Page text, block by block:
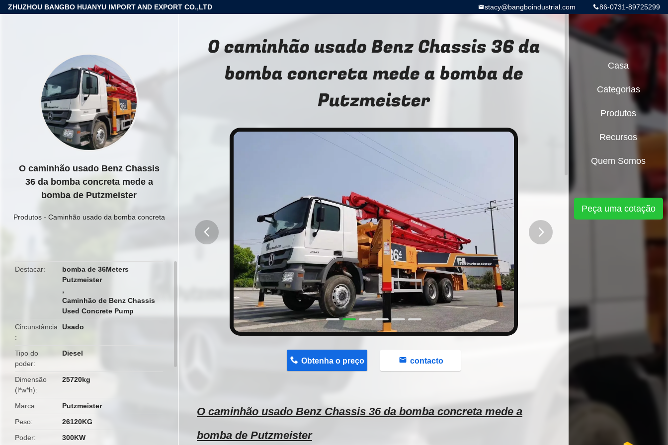
ZHUZHOU BANGBO HUANYU IMPORT AND EXPORT CO.,LTD 86-0731-89725299
stacy@bangboindustrial.com
O caminhão usado Benz Chassis
36 da bomba concreta mede a
bomba de Putzmeister
Produtos- Caminhão usado da bomba concreta
Destacar
bomba de 36Meters
Putzmeister
,
Caminhão de Benz Chassis
Used Concrete Pump
Circunstância
Usado
Tipo do
poder
Diesel
Dimensão
(l*w*h)
25720kg
Marca
Putzmeister
Peso
26120KG
Poder
300KW
O caminhão usado Benz Chassis 36 da
bomba concreta mede a bomba de
Putzmeister
Obtenha o preço contacto
O caminhão usado Benz Chassis 36 da bomba concreta mede a
bomba de Putzmeister
Casa
Categorias
Produtos
Recursos
Quem Somos
Peça uma cotação